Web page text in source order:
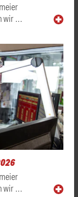
wir …
wir …